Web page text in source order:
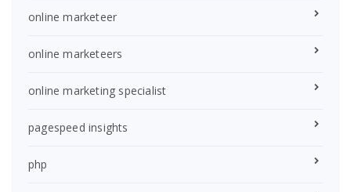
online marketeer
online marketeers
online marketing specialist
pagespeed insights
php